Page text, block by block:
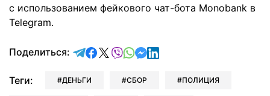
с использованием фейкового чат-бота Monobank в
Telegram.
Поделиться: отправить в Telegram
поделиться в Facebook
поделиться в X
отправить в Viber
отправить в Whatsapp
отправить в Messenger
отправить в LinkedIn
Теги: ДЕНЬГИ СБОР ПОЛИЦИЯ